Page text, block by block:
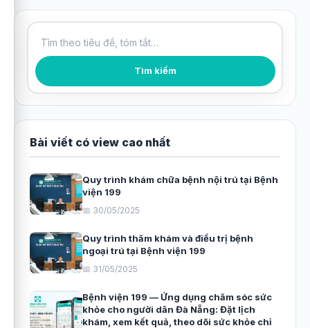
Tìm kiếm bài viết Tìm kiếm
Bài viết có view cao nhất
Quy trình khám chữa bệnh nội trú tại Bệnh
viện 199
📅 30/05/2025
Quy trình thăm khám và điều trị bệnh
ngoại trú tại Bệnh viện 199
📅 31/05/2025
Bệnh viện 199 — Ứng dụng chăm sóc sức
khỏe cho người dân Đà Nẵng: Đặt lịch
khám, xem kết quả, theo dõi sức khỏe chỉ